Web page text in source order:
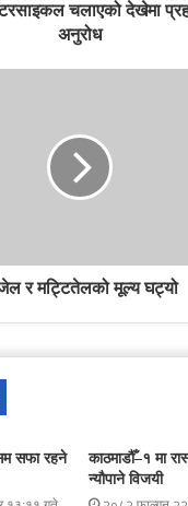
चलाएको देखेमा
अनुरोध
र मट्टितेलको मूल्य घट्यो
सफा रहने
काठमाडौँ–१ मा
न्यौपाने विजयी